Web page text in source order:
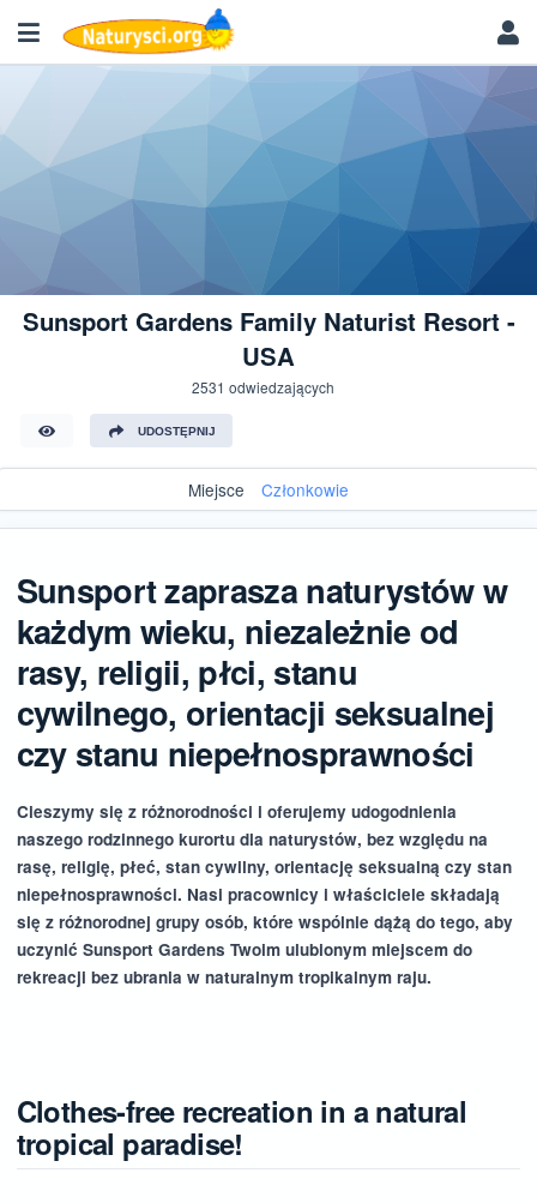
Sunsport Gardens Family Naturist Resort -
USA
2531 odwiedzających
UDOSTĘPNIJ
Miejsce Członkowie
Sunsport zaprasza naturystów w
każdym wieku, niezależnie od
rasy, religii, płci, stanu
cywilnego, orientacji seksualnej
czy stanu niepełnosprawności
Cieszymy się z różnorodności i oferujemy udogodnienia
naszego rodzinnego kurortu dla naturystów, bez względu na
rasę, religię, płeć, stan cywilny, orientację seksualną czy stan
niepełnosprawności. Nasi pracownicy i właściciele składają
się z różnorodnej grupy osób, które wspólnie dążą do tego, aby
uczynić Sunsport Gardens Twoim ulubionym miejscem do
rekreacji bez ubrania w naturalnym tropikalnym raju.
Clothes-free recreation in a natural
tropical paradise!